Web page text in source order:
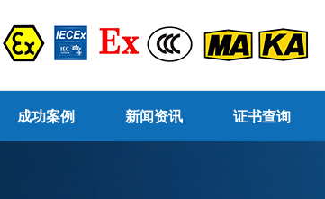
成功案例 新闻资讯 证书查询